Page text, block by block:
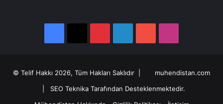
© Telif Hakkı 2026, Tüm Hakları Saklıdır |
muhendistan.com
SEO Teknika Tarafından Desteklenmektedir.